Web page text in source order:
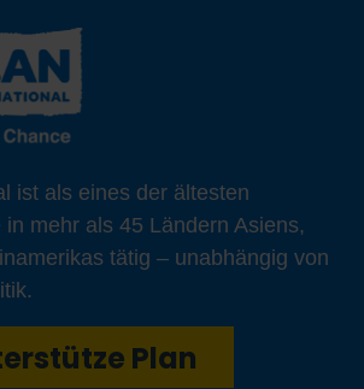
ist als eines der ältesten
mehr als 45 Ländern Asiens,
tätig – unabhängig von
Plan